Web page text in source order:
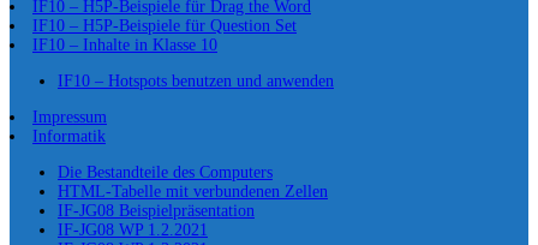
IF10 – H5P-Beispiele für Drag the Word
IF10 – H5P-Beispiele für Question Set
IF10 – Inhalte in Klasse 10
IF10 – Hotspots benutzen und anwenden
Impressum
Informatik
Die Bestandteile des Computers
HTML-Tabelle mit verbundenen Zellen
IF-JG08 Beispielpräsentation
IF-JG08 WP 1.2.2021